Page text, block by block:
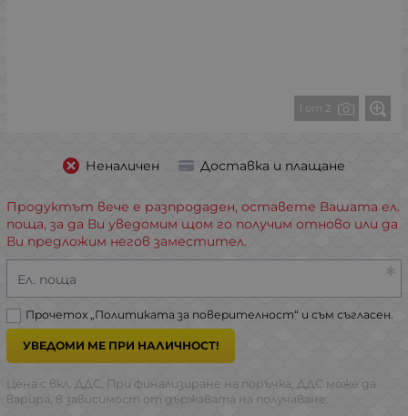
1 от 2
Неналичен Доставка и плащане
Продуктът вече е разпродаден, оставете Вашата ел.
поща, за да Ви уведомим щом го получим отново или да
Ви предложим негов заместител.
Ел. поща
Прочетох „Политиката за поверителност“ и съм съгласен.
УВЕДОМИ МЕ ПРИ НАЛИЧНОСТ!
Цена с вкл. ДДС. При финализиране на поръчка, ДДС може да
варира, в зависимост от държавата на получаване.